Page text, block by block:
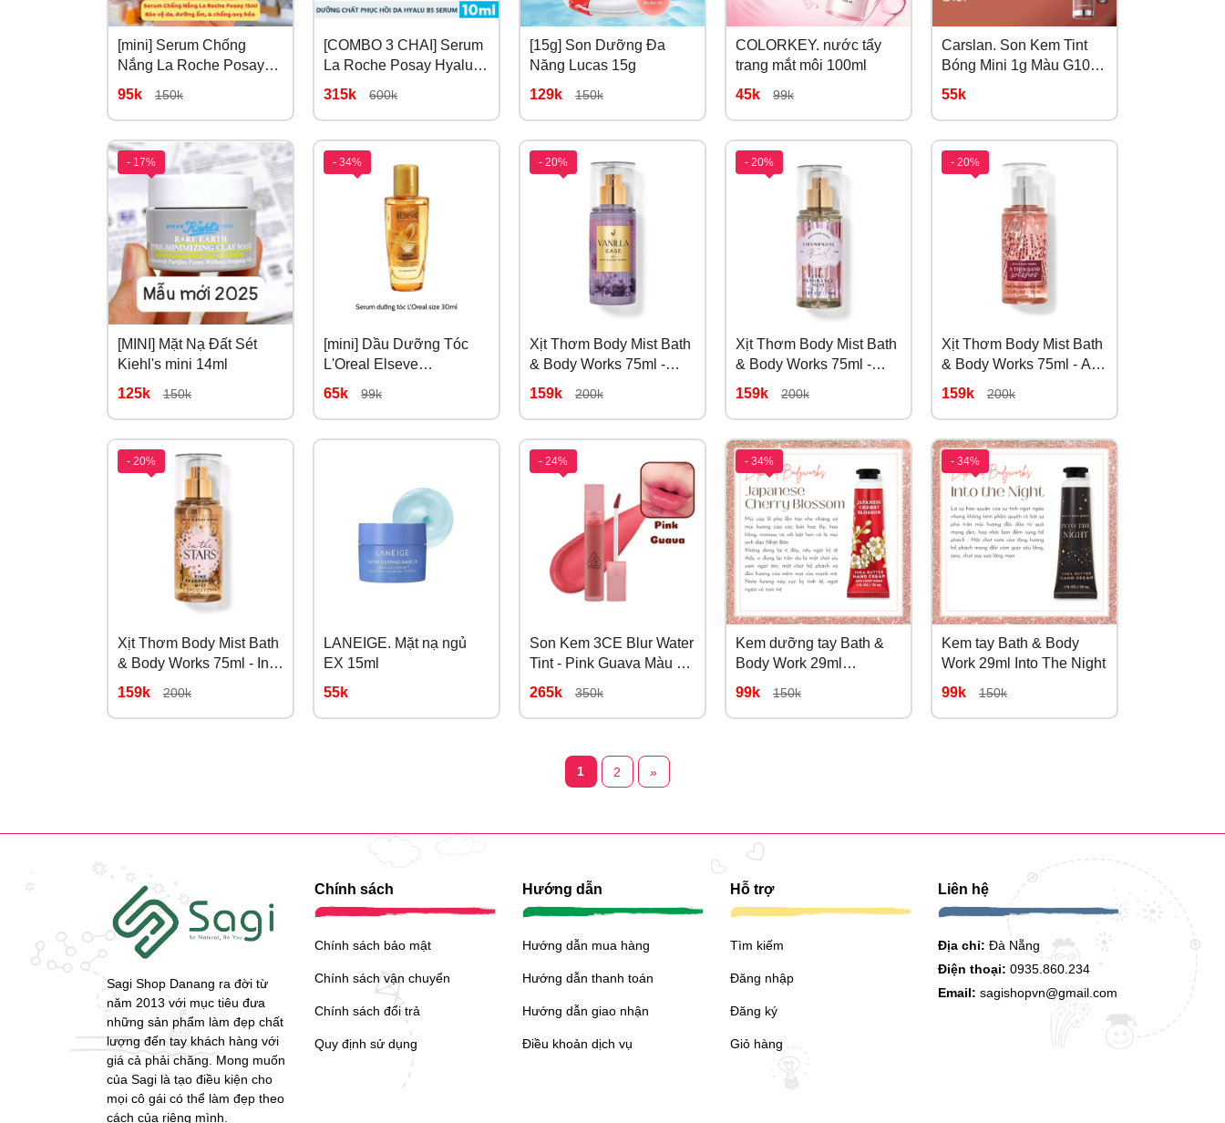
[mini] Serum Chống
Nắng La Roche Posay
Anthelios UVAIR SPf50
95k 150k
[COMBO 3 CHAI] Serum
La Roche Posay Hyalu
B5 10ml x 3
315k 600k
[15g] Son Dưỡng Đa
Năng Lucas 15g
129k
150k
COLORKEY. nước tẩy
trang mắt môi 100ml
45k
99k
Carslan. Son Kem Tint
Bóng Mini 1g Màu G101
Cam Đất
55k
- 17%
[MINI] Mặt Nạ Đất Sét
Kiehl's mini 14ml
125k
150k
- 34%
[mini] Dầu Dưỡng Tóc
L'Oreal Elseve
Extraordinary Oil Vàng
65k 99k
- 20%
Xịt Thơm Body Mist Bath
& Body Works 75ml -
Vanilla Ease
159k 200k
- 20%
Xịt Thơm Body Mist Bath
& Body Works 75ml -
Champagne Toast
159k 200k
- 20%
Xịt Thơm Body Mist Bath
& Body Works 75ml - A
Thousand Wishes
159k 200k
- 20%
Xịt Thơm Body Mist Bath
& Body Works 75ml - In
The Stars
159k 200k
LANEIGE. Mặt nạ ngủ
EX 15ml
55k
- 24%
Son Kem 3CE Blur Water
Tint - Pink Guava Màu Ổi
Hồng Đào
265k 350k
- 34%
Kem dưỡng tay Bath &
Body Work 29ml
Japanese Cherry
99k 150k
- 34%
Kem tay Bath & Body
Work 29ml Into The Night
99k
150k
1 2 »
Sagi Shop Danang ra đời từ
năm 2013 với mục tiêu đưa
những sản phẩm làm đẹp chất
lượng đến tay khách hàng với
giá cả phải chăng. Mong muốn
của Sagi là tạo điều kiện cho
mọi cô gái có thể làm đẹp theo
cách của riêng mình.
Chính sách
Chính sách bảo mật
Chính sách vận chuyển
Chính sách đổi trả
Quy định sử dụng
Hướng dẫn
Hướng dẫn mua hàng
Hướng dẫn thanh toán
Hướng dẫn giao nhận
Điều khoản dịch vụ
Hỗ trợ
Tìm kiếm
Đăng nhập
Đăng ký
Giỏ hàng
Liên hệ
Địa chỉ: Đà Nẵng
Điện thoại: 0935.860.234
Email: sagishopvn@gmail.com